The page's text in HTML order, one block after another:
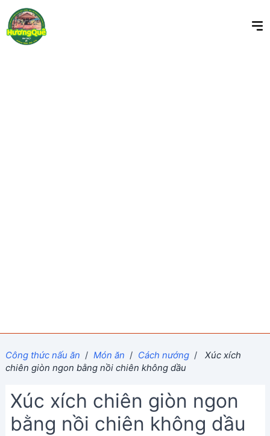
Công thức nấu ăn / Món ăn / Cách nướng /
Xúc xích
chiên giòn ngon bằng nồi chiên không dầu
Xúc xích chiên giòn ngon
bằng nồi chiên không dầu